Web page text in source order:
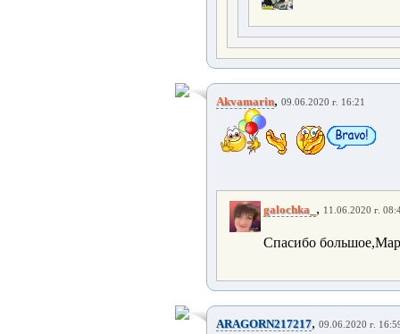
Akvamarin, 09.06.2020 г. 16:21
galochka_ , 11.06.2020 г.
Спасибо
ARAGORN217217, 09.06.2020 г.